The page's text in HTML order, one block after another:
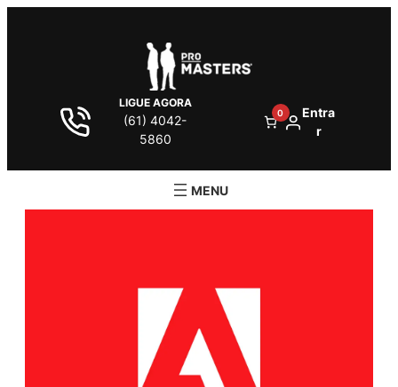
LIGUE AGORA
(61) 4042-
5860
0
Entra
r